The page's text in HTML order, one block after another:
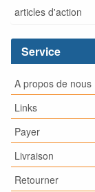
articles d'action
Service
A propos de nous
Links
Payer
Livraison
Retourner